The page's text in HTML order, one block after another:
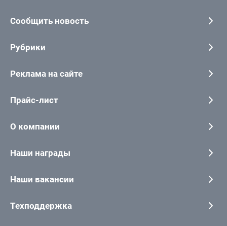
Сообщить новость
Рубрики
Реклама на сайте
Прайс-лист
О компании
Наши награды
Наши вакансии
Техподдержка